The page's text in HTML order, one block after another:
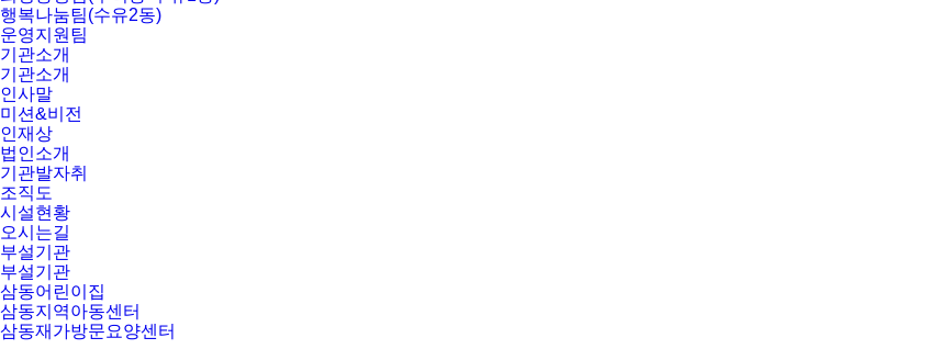
행복나눔팀(수유2동)
운영지원팀
기관소개
기관소개
인사말
미션&비전
인재상
법인소개
기관발자취
조직도
시설현황
오시는길
부설기관
부설기관
삼동어린이집
삼동지역아동센터
삼동재가방문요양센터